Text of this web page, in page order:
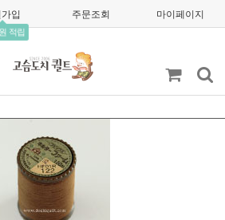
입
적립
주문조회 마이페이지